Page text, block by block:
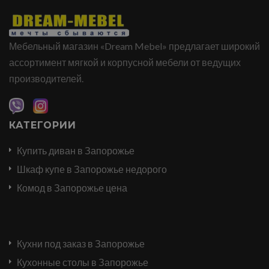
Мебельный магазин «Dream Mebel» предлагает широкий
ассортимент мягкой и корпусной мебели от ведущих
производителей.
КАТЕГОРИИ
Купить диван в Запорожье
Шкаф купе в Запорожье недорого
Комод в Запорожье цена
Кухни под заказ в Запорожье
Кухонные столы в Запорожье